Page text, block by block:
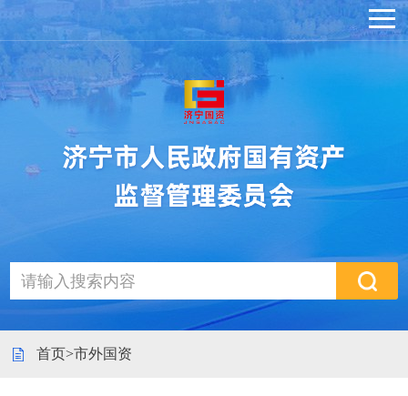
首页>市外国资